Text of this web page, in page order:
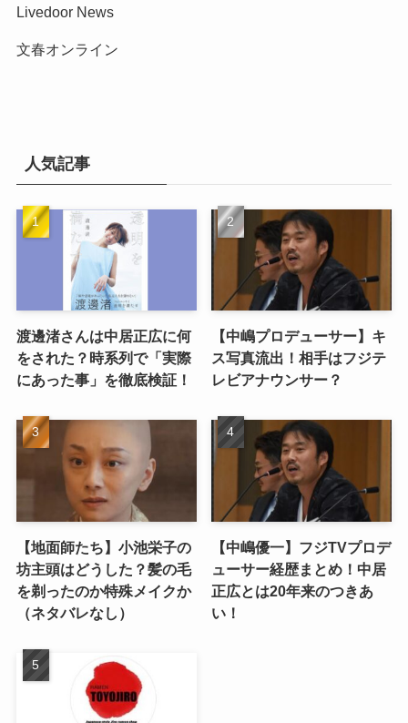
Livedoor News
文春オンライン
人気記事
渡邊渚さんは中居正広に何
をされた？時系列で「実際
にあった事」を徹底検証！
【中嶋プロデューサー】キ
ス写真流出！相手はフジテ
レビアナウンサー？
【地面師たち】小池栄子の
坊主頭はどうした？髪の毛
を剃ったのか特殊メイクか
（ネタバレなし）
【中嶋優一】フジTVプロデ
ューサー経歴まとめ！中居
正広とは20年来のつきあ
い！